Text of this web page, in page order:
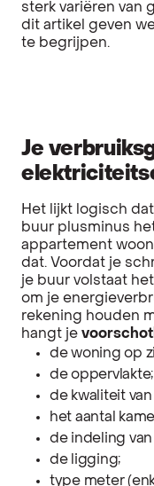
sterk variëren van
dit artikel geven
te begrijpen.
Je
Het lijkt logisch
buur plusminus
appartement
dat. Voordat je
je buur volstaat
om je
rekening houden
hangt je
de woning op
de oppervlakte;
de kwaliteit
het aantal
de indeling
de ligging;
type meter